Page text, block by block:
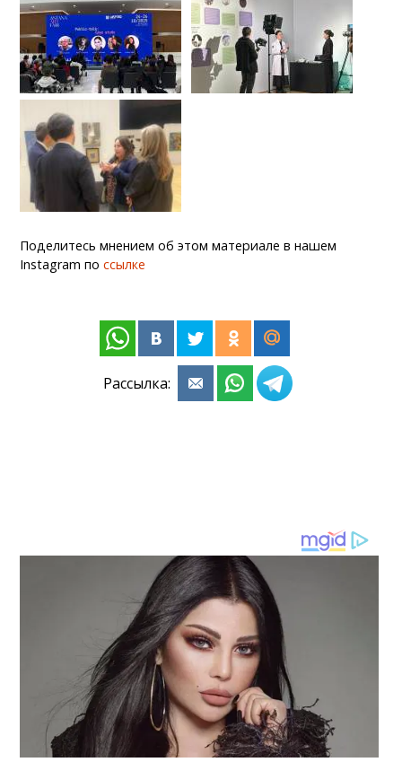
Поделитесь мнением об этом материале в нашем
Instagram поссылке
Рассылка: